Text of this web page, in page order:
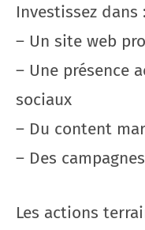
Investissez dans :
– Un site web
– Une présence
sociaux
– Du content
– Des
Les actions